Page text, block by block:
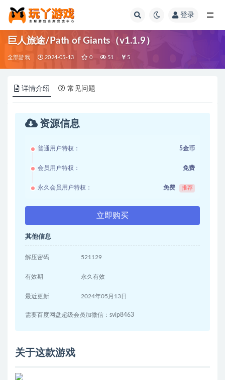
登录
巨人旅途/Path of Giants（v1.1.9）
全部游戏 2024-05-13 0 51 5
详情介绍 常见问题
资源信息
普通用户特权： 5金币
会员用户特权： 免费
永久会员用户特权： 免费 推荐
立即购买
其他信息
解压密码 521129
有效期 永久有效
最近更新 2024年05月13日
需要百度网盘超级会员加微信：svip8463
关于这款游戏